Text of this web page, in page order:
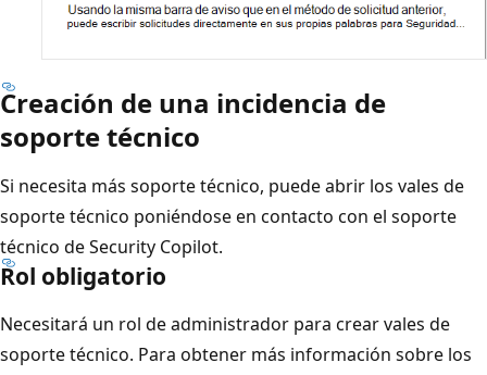
Creación de una incidencia de
soporte técnico
Si necesita más soporte técnico, puede abrir los vales de
soporte técnico poniéndose en contacto con el soporte
técnico de Security Copilot.
Rol obligatorio
Necesitará un rol de administrador para crear vales de
soporte técnico. Para obtener más información sobre los